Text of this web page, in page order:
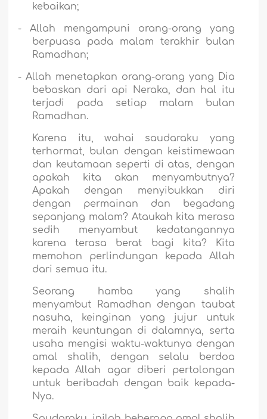
kebaikan;
-
Allah mengampuni orang-orang yang
berpuasa pada malam terakhir bulan
Ramadhan;
- Allah menetapkan orang-orang yang Dia
bebaskan dari api Neraka, dan hal itu
terjadi pada setiap malam bulan
Ramadhan.
Karena itu, wahai saudaraku yang
terhormat, bulan dengan keistimewaan
dan keutamaan seperti di atas, dengan
apakah kita akan menyambutnya?
Apakah dengan menyibukkan diri
dengan permainan dan begadang
sepanjang malam? Ataukah kita merasa
sedih menyambut kedatangannya
karena terasa berat bagi kita? Kita
memohon perlindungan kepada Allah
dari semua itu.
Seorang hamba yang shalih
menyambut Ramadhan dengan taubat
nasuha, keinginan yang jujur untuk
meraih keuntungan di dalamnya, serta
usaha mengisi waktu-waktunya dengan
amal shalih, dengan selalu berdoa
kepada Allah agar diberi pertolongan
untuk beribadah dengan baik kepada-
Nya.